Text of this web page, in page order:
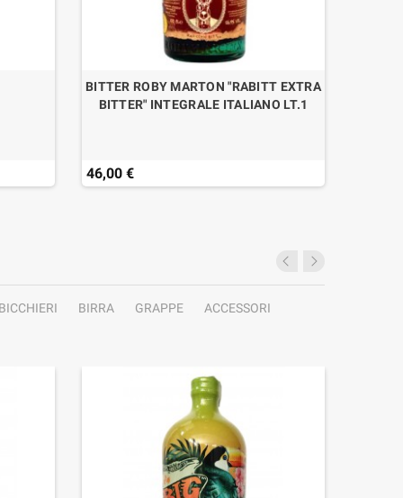
BITTER ROBY MARTON "RABITT EXTRA
BITTER" INTEGRALE ITALIANO LT.1
46,00 €
BICCHIERI BIRRA GRAPPE
ACCESSORI